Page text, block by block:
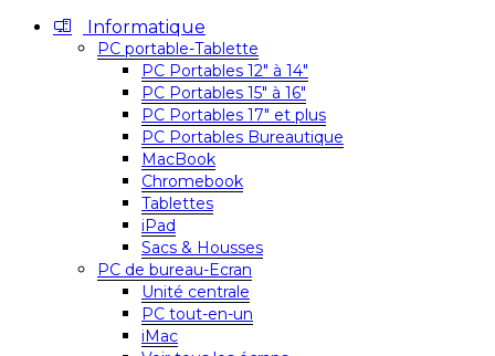
Informatique
PC portable-Tablette
PC Portables 12″ à 14″
PC Portables 15″ à 16″
PC Portables 17″ et plus
PC Portables Bureautique
MacBook
Chromebook
Tablettes
iPad
Sacs & Housses
PC de bureau-Ecran
Unité centrale
PC tout-en-un
iMac